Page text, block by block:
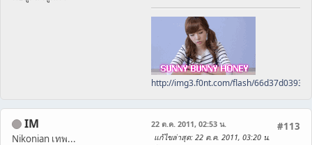
http://img3.f0nt.com/flash/
IM
Nikonian เทพ...
#113
22 ต.ค. 2011, 02:53 น.
แก้ไขล่าสุด: 22 ต.ค. 2011, 03:20 น.